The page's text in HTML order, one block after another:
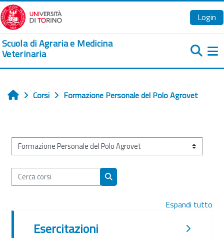
Vai al contenuto principale
Login
Scuola di Agraria e Medicina
Veterinaria
Home
Corsi Formazione Personale del Polo Agrovet
Categorie di corso
Cerca corsi
Cerca corsi
Espandi tutto
Esercitazioni